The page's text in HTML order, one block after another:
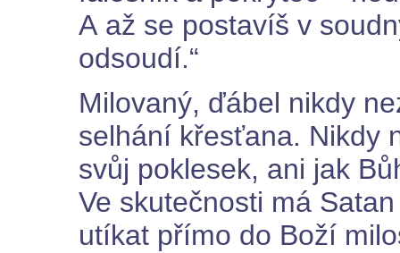
A až se postavíš v
odsoudí.“
Milovaný, ďábel nikdy
selhání křesťana. Nikdy
svůj poklesek, ani jak
Ve skutečnosti má
utíkat přímo do Boží